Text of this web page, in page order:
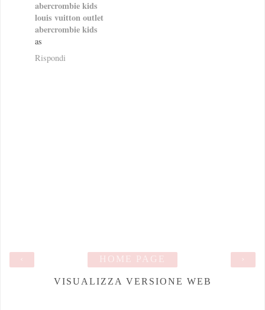
abercrombie kids
louis vuitton outlet
abercrombie kids
as
Rispondi
›
HOME PAGE
VISUALIZZA VERSIONE WEB